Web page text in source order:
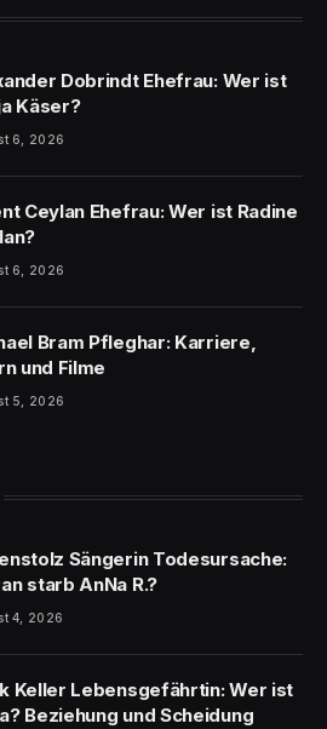
Dobrindt Ehefrau: Wer ist
Käser?
6, 2026
Ceylan Ehefrau: Wer ist Radine
6, 2026
Bram Pfleghar: Karriere,
und Filme
5, 2026
Sängerin Todesursache:
starb AnNa R.?
4, 2026
Keller Lebensgefährtin: Wer ist
Beziehung und Scheidung